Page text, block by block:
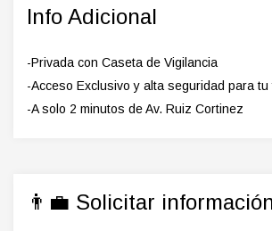
Info Adicional
-Privada con Caseta de Vigilancia
-Acceso Exclusivo y alta seguridad para tu
-A solo 2 minutos de Av. Ruiz Cortinez
👨‍💼 Solicitar